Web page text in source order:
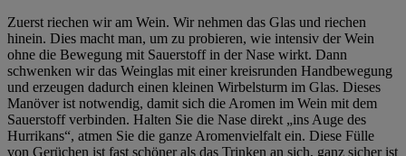
Zuerst riechen wir am Wein. Wir nehmen das Glas und riechen
hinein. Dies macht man, um zu probieren, wie intensiv der Wein
ohne die Bewegung mit Sauerstoff in der Nase wirkt. Dann
schwenken wir das Weinglas mit einer kreisrunden Handbewegung
und erzeugen dadurch einen kleinen Wirbelsturm im Glas. Dieses
Manöver ist notwendig, damit sich die Aromen im Wein mit dem
Sauerstoff verbinden. Halten Sie die Nase direkt „ins Auge des
Hurrikans“, atmen Sie die ganze Aromenvielfalt ein. Diese Fülle
von Gerüchen ist fast schöner als das Trinken an sich, ganz sicher ist